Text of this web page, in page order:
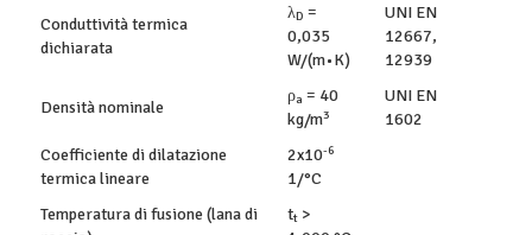
Conduttività termica
dichiarata
λD =
0,035
W/(m•K)
UNI EN
12667,
12939
Densità nominale
ρa = 40
kg/m3
UNI EN
1602
Coefficiente di dilatazione
termica lineare
2x10-6
1/°C
Temperatura di fusione (lana di
tt>